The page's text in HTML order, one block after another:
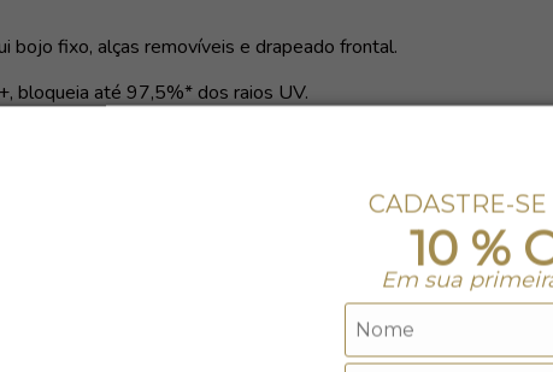
CADASTRE-
10 %
Em sua
bojo fixo, alças removíveis e drapeado frontal.
bloqueia até 97,5%* dos raios UV.
Não alvejar.